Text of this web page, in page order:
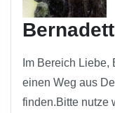
Im Bereich Liebe,
einen Weg aus
finden.Bitte nutze